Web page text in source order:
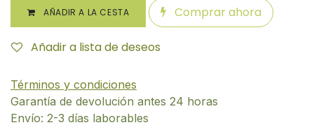
AÑADIR A LA CESTA Comprar ahora
Añadir a lista de deseos
Términos y condiciones
Garantía de devolución antes 24 horas
Envío: 2-3 días laborables